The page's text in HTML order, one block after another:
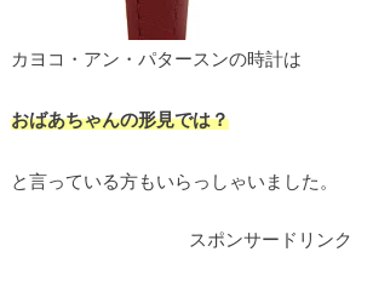
カヨコ・アン・パタースンの時計は
おばあちゃんの形見では？
と言っている方もいらっしゃいました。
スポンサードリンク